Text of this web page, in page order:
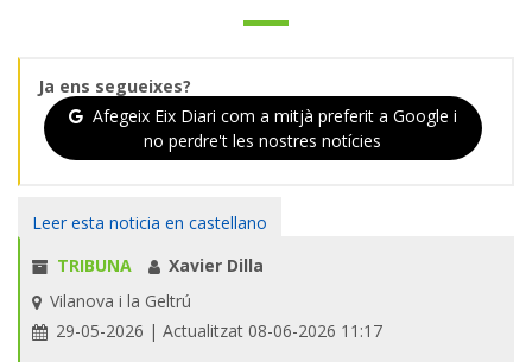
Ja ens segueixes?
Afegeix Eix Diari com a mitjà preferit a Google i
no perdre't les nostres notícies
Leer esta noticia en castellano
TRIBUNA
Xavier Dilla
Vilanova i la Geltrú
29-05-2026 | Actualitzat 08-06-2026 11:17